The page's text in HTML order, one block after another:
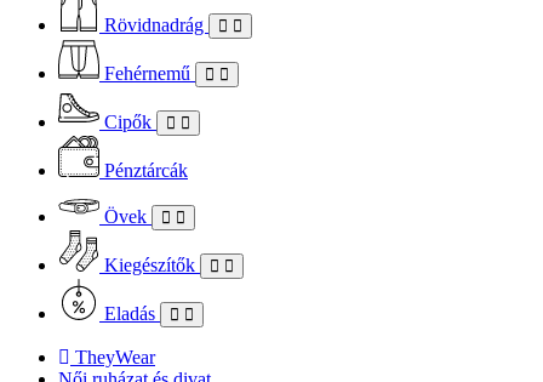
Rövidnadrág
Fehérnemű
Cipők
Pénztárcák
Övek
Kiegészítők
Eladás
TheyWear